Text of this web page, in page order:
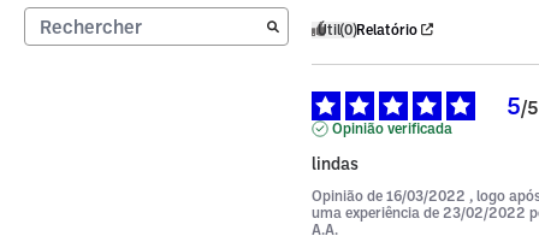
Útil(0)Relatório
5/5
Opinião verificada
lindas
Opinião de 16/03/2022 , logo
uma experiência de 23/02/2022
A.A.